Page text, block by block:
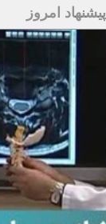
پیشنهاد امروز